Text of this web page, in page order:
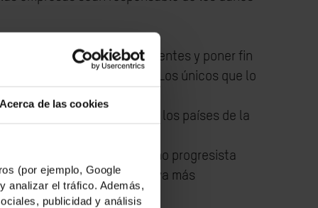
Acerca de las cookies
(por ejemplo, Google
analizar el tráfico. Además,
publicidad y análisis
empresas más transparentes y poner fin
en todo el mundo. Los únicos que lo
Ahora, después de que los países de la
que un Gobierno progresista
hacia una Directiva más